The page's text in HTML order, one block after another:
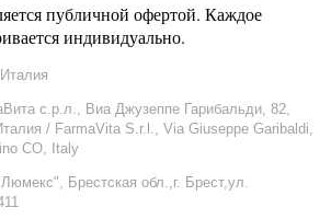
публичной офертой. Каждое
индивидуально.
с.р.л., Виа Джузеппе Гарибальди, 82,
/ FarmaVita S.r.l., Via Giuseppe Garibaldi,
CO, Italy
Брестская обл.,г. Брест,ул.